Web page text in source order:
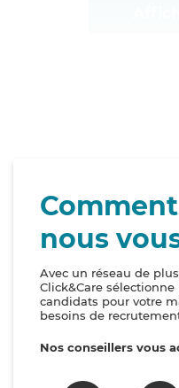
nous
Avec un réseau de
Click&Care
candidats pour votre
besoins de
Nos conseillers vous